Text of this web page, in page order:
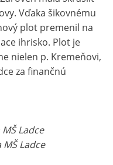
Vďaka šikovnému
plot premenil na
ihrisko. Plot je
nielen p. Kremeňovi,
za finančnú
Ladce
Ladce